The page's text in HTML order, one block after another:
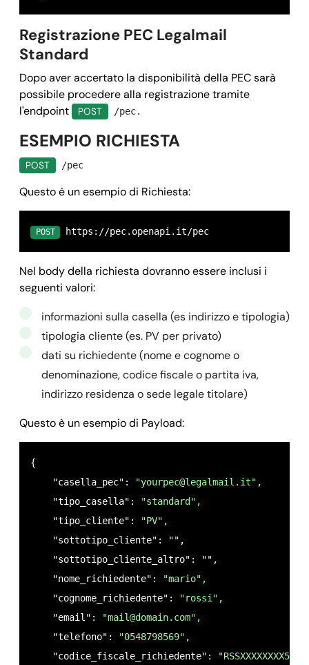
Registrazione PEC Legalmail
Standard
Dopo aver accertato la disponibilità della PEC sarà
possibile procedere alla registrazione tramite
l'endpoint
POST /pec.
ESEMPIO RICHIESTA
POST /pec
Questo è un esempio di Richiesta:
POST https://pec.openapi.it/pec
Nel body della richiesta dovranno essere inclusi i
seguenti valori:
informazioni sulla casella (es indirizzo e tipologia)
tipologia cliente (es. PV per privato)
dati su richiedente (nome e cognome o
denominazione, codice fiscale o partita iva,
indirizzo residenza o sede legale titolare)
Questo è un esempio di Payload:
{
    "casella_pec":
"yourpec@legalmail.it",
    "tipo_casella":
"standard",
    "tipo_cliente":
"PV",
    "sottotipo_cliente": "",
    "sottotipo_cliente_altro": "",
    "nome_richiedente":
"mario",
    "cognome_richiedente":
"rossi",
    "email":
"mail@domain.com",
    "telefono":
"0548798569",
    "codice_fiscale_richiedente":